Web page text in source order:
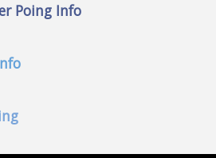
Poing Info